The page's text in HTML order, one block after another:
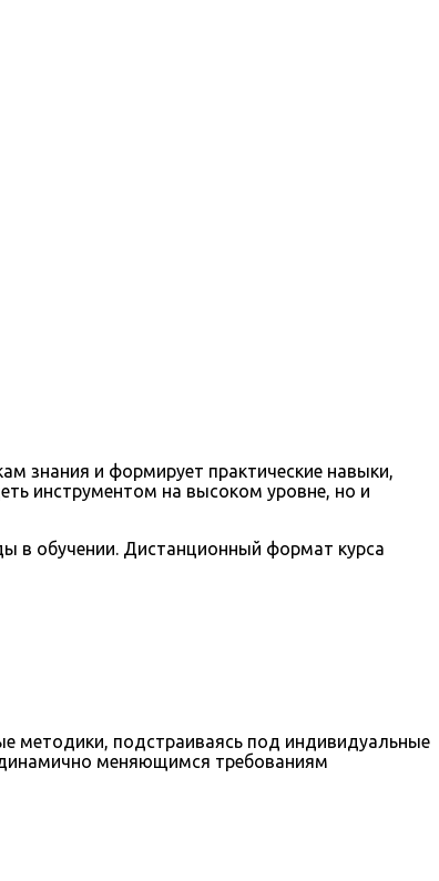
знания и формирует практические навыки,
инструментом на высоком уровне, но и
в обучении. Дистанционный формат курса
методики, подстраиваясь под индивидуальные
меняющимся требованиям